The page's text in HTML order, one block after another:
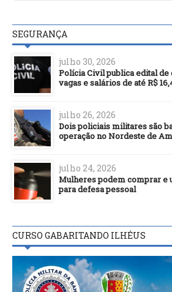
SEGURANÇA
julho 30, 2026
Polícia Civil publica edital de
vagas e salários de até R$
julho 26, 2026
Dois policiais militares são
operação no Nordeste de
julho 24, 2026
Mulheres podem comprar e
para defesa pessoal
CURSO GABARITANDO ILHÉUS